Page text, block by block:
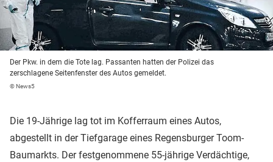
Der Pkw. in dem die Tote lag. Passanten hatten der Polizei das
zerschlagene Seitenfenster des Autos gemeldet.
© News5
Die 19-Jährige lag tot im Kofferraum eines Autos,
abgestellt in der Tiefgarage eines Regensburger Toom-
Baumarkts. Der festgenommene 55-jährige Verdächtige,